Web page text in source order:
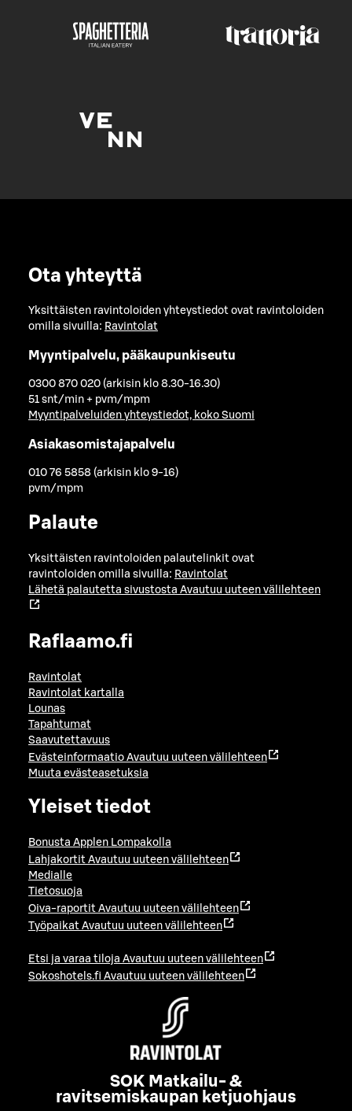
Ota yhteyttä
Yksittäisten ravintoloiden yhteystiedot ovat ravintoloiden
omilla sivuilla: Ravintolat
Myyntipalvelu, pääkaupunkiseutu
0300 870 020 (arkisin klo 8.30-16.30)
51 snt/min + pvm/mpm
Myyntipalveluiden yhteystiedot, koko Suomi
Asiakasomistajapalvelu
010 76 5858 (arkisin klo 9-16)
pvm/mpm
Palaute
Yksittäisten ravintoloiden palautelinkit ovat
ravintoloiden omilla sivuilla: Ravintolat
Lähetä palautetta sivustosta Avautuu uuteen välilehteen
Raflaamo.fi
Ravintolat
Ravintolat kartalla
Lounas
Tapahtumat
Saavutettavuus
Evästeinformaatio Avautuu uuteen välilehteen
Muuta evästeasetuksia
Yleiset tiedot
Bonusta Applen Lompakolla
Lahjakortit Avautuu uuteen välilehteen
Medialle
Tietosuoja
Oiva-raportit Avautuu uuteen välilehteen
Työpaikat Avautuu uuteen välilehteen
Etsi ja varaa tiloja Avautuu uuteen välilehteen
Sokoshotels.fi Avautuu uuteen välilehteen
SOK Matkailu- &
ravitsemiskaupan ketjuohjaus